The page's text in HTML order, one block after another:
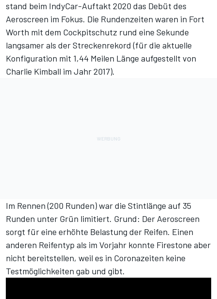
stand beim IndyCar-Auftakt 2020 das Debüt des
Aeroscreen im Fokus. Die Rundenzeiten waren in Fort
Worth mit dem Cockpitschutz rund eine Sekunde
langsamer als der Streckenrekord (für die aktuelle
Konfiguration mit 1,44 Meilen Länge aufgestellt von
Charlie Kimball im Jahr 2017).
Im Rennen (200 Runden) war die Stintlänge auf 35
Runden unter Grün limitiert. Grund: Der Aeroscreen
sorgt für eine erhöhte Belastung der Reifen. Einen
anderen Reifentyp als im Vorjahr konnte Firestone aber
nicht bereitstellen, weil es in Coronazeiten keine
Testmöglichkeiten gab und gibt.